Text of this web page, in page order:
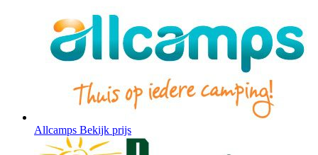
Allcamps Bekijk prijs